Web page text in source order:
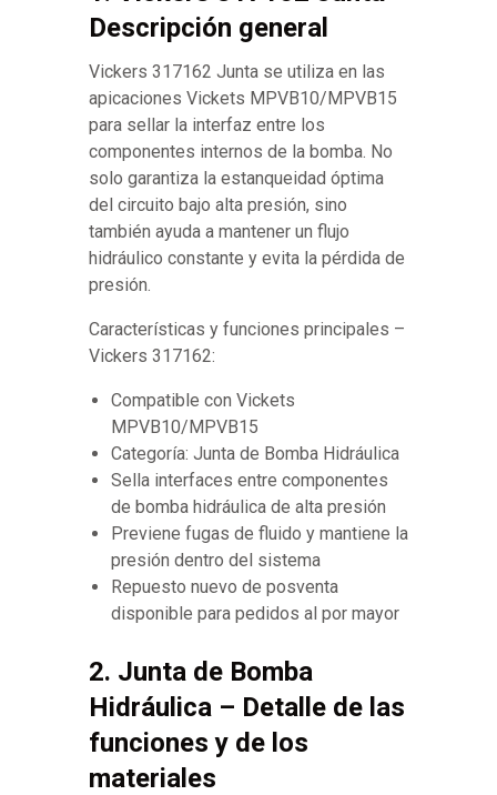
Descripción general
Vickers 317162 Junta se utiliza en las
apicaciones Vickets MPVB10/MPVB15
para sellar la interfaz entre los
componentes internos de la bomba. No
solo garantiza la estanqueidad óptima
del circuito bajo alta presión, sino
también ayuda a mantener un flujo
hidráulico constante y evita la pérdida de
presión.
Características y funciones principales –
Vickers 317162:
Compatible con Vickets
MPVB10/MPVB15
Categoría: Junta de Bomba Hidráulica
Sella interfaces entre componentes
de bomba hidráulica de alta presión
Previene fugas de fluido y mantiene la
presión dentro del sistema
Repuesto nuevo de posventa
disponible para pedidos al por mayor
2. Junta de Bomba
Hidráulica – Detalle de las
funciones y de los
materiales